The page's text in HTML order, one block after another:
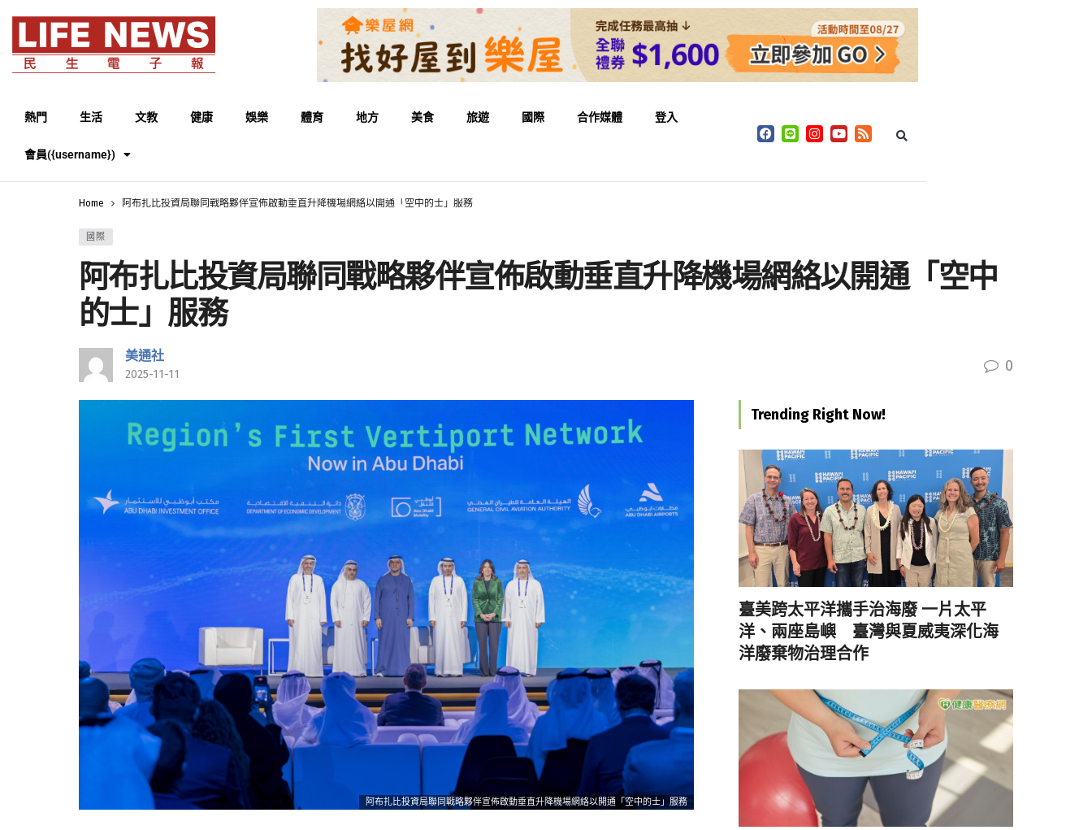
熱門 生活 文教 健康 娛樂 體育 地方 美食 旅遊 國際 合作媒體 登入
會員({username})
Home 阿布扎比投資局聯同戰略夥伴宣佈啟動垂直升降機場網絡以開通「空中的士」服務
國際
阿布扎比投資局聯同戰略夥伴宣佈啟動垂直升降機場網絡以開通「空中
的士」服務
美通社
2025-11-11 0
阿布扎比投資局聯同戰略夥伴宣佈啟動垂直升降機場網絡以開通「空中的士」服務
Trending Right Now!
臺美跨太平洋攜手治海廢 一片太平
洋、兩座島嶼 臺灣與夏威夷深化海
洋廢棄物治理合作